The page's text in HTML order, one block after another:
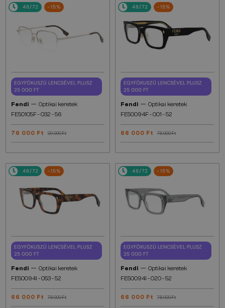
48/72 -15%
EGYFÓKUSZÚ LENCSÉVEL PLUSZ
25 000 FT
Fendi — Optikai keretek
FE50105F - 032 - 56
76 000 Ft 90 000 Ft
48/72 -15%
EGYFÓKUSZÚ LENCSÉVEL PLUSZ
25 000 FT
Fendi — Optikai keretek
FE50094F - 001 - 52
66 000 Ft 78 000 Ft
48/72 -15%
EGYFÓKUSZÚ LENCSÉVEL PLUSZ
25 000 FT
Fendi — Optikai keretek
FE50094I - 053 - 52
66 000 Ft 78 000 Ft
48/72 -15%
EGYFÓKUSZÚ LENCSÉVEL PLUSZ
25 000 FT
Fendi — Optikai keretek
FE50094I - 020 - 52
66 000 Ft 78 000 Ft